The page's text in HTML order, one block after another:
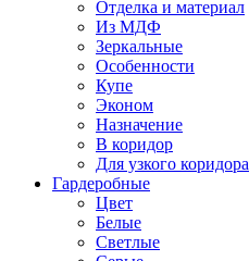
Отделка и материал
Из МДФ
Зеркальные
Особенности
Купе
Эконом
Назначение
В коридор
Для узкого коридора
Гардеробные
Цвет
Белые
Светлые